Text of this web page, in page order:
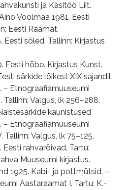
ja Käsitöö Liit.
Voolmaa 1981. Eesti
Eesti Raamat.
Eesti sõled. Tallinn: Kirjastus
Eesti hõbe. Kirjastus Kunst.
särkide lõikest XIX sajandil
– Etnograafiamuuseumi
Tallinn: Valgus, lk 256–288.
kaunistused
– Etnograafiamuuseumi
Tallinn: Valgus, lk 75–125.
Eesti rahvarõivad. Tartu:
Muuseumi kirjastus.
1925. Kabi- ja pottmütsid. –
Aastaraamat I. Tartu: K.-